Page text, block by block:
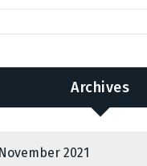
Archives
November 2021